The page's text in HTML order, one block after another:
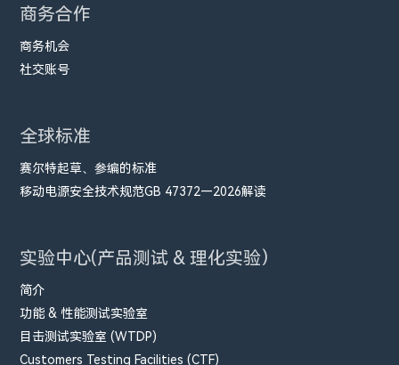
商务合作
商务机会
社交账号
全球标准
赛尔特起草、参编的标准
移动电源安全技术规范GB 47372—2026解读
实验中心(产品测试 & 理化实验）
简介
功能 & 性能测试实验室
目击测试实验室 (WTDP)
Customers Testing Facilities (CTF)